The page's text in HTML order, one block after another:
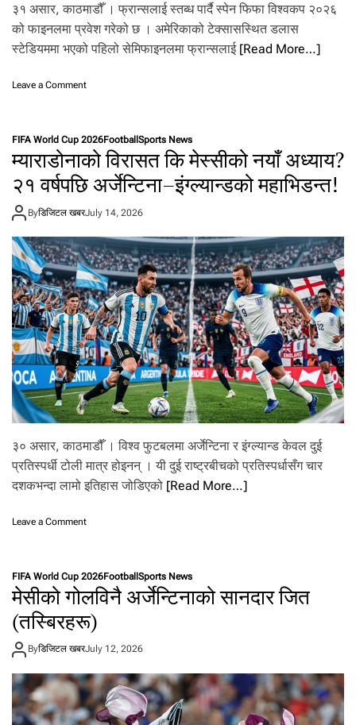
३१ असार, काठमाडौँ । फ्रान्सलाई स्तब्ध पार्दै स्पेन फिफा विश्वकप २०२६
को फाइनलमा प्रवेश गरेको छ । अमेरिकाको टेक्सासस्थित डलास
स्टेडियममा भएको पहिलो सेमिफाइनलमा फ्रान्सलाई [Read More…]
Leave a Commento
ला
ई
ब्ध
स्पे
न
१
६
व
र्ष
प
छि
फा
इ
न
ल
मा
FIFA World Cup 2026Football Sports News
म्याराडोनाको विरासत कि मेस्सीको नयाँ अध्याय?
२१ वर्षपछि अर्जेन्टिना–इंग्ल्यान्डको महाभिडन्त!
Byडिजिटल खबरJuly 14, 2026
३० असार, काठमाडौँ । विश्व फुटबलमा अर्जेन्टिना र इंग्ल्यान्ड केवल दुई
प्रतिस्पर्धी टोली मात्र होइनन् । यी दुई राष्ट्रबीचको प्रतिस्पर्धासँग चार
दशकभन्दा लामो इतिहास जोडिएको [Read More…]
Leave a Commento
डो
ना
को
वि
त
कि
मे
स्सी
FIFA World Cup 2026FootballSports News
मेसीको गोलविनै अर्जेन्टिनाको सानदार जित
(तस्बिरहरू)
Byडिजिटल खबरJuly 12, 2026